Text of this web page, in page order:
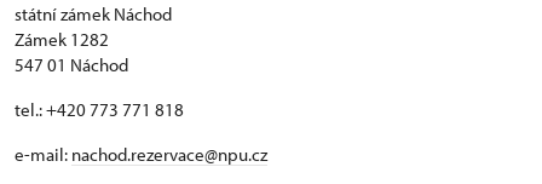
státní zámek Náchod
Zámek 1282
547 01 Náchod
tel.: +420 773 771 818
e-mail: nachod.rezervace@npu.cz